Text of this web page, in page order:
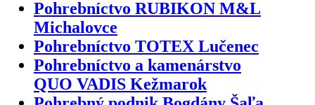
Pohrebníctvo RUBIKON M&L
Michalovce
Pohrebníctvo TOTEX Lučenec
Pohrebníctvo a kamenárstvo
QUO VADIS Kežmarok